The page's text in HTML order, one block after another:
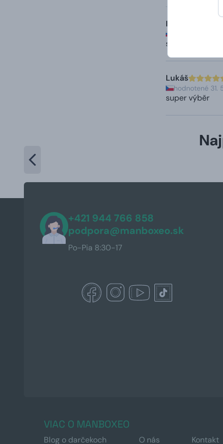
David
hodnotené 7.
super výber
Lukáš
hodnotené 31.
super výběr
+421 944 766 858
podpora@manboxeo.sk
Po-Pia 8:30-17
VIAC O MANBOXEO
Blog o darčekoch O nás Kontakt